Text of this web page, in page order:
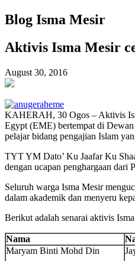
Blog Isma Mesir
Aktivis Isma Mesir
August 30, 2016
KAHERAH, 30 Ogos – Aktivis
Egypt (EME) bertempat di
pelajar bidang pengajian Islam
TYT YM Dato’ Ku Jaafar Ku
dengan ucapan penghargaan
Seluruh warga Isma Mesir
dalam akademik dan menyeru
Berikut adalah senarai aktivis
Nama
Maryam Binti Mohd Din